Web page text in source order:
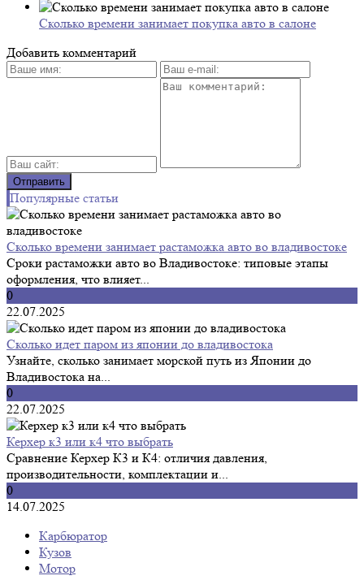
Сколько времени занимает покупка авто в салоне
Добавить комментарий
Популярные статьи
Сколько времени занимает растаможка авто во владивостоке
Сроки растаможки авто во Владивостоке: типовые этапы
оформления, что влияет...
0
22.07.2025
Сколько идет паром из японии до владивостока
Узнайте, сколько занимает морской путь из Японии до
Владивостока на...
0
22.07.2025
Керхер к3 или к4 что выбрать
Сравнение Керхер К3 и К4: отличия давления,
производительности, комплектации и...
0
14.07.2025
Карбюратор
Кузов
Мотор